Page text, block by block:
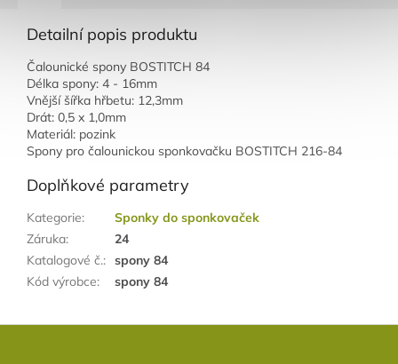
Detailní popis produktu
Čalounické spony BOSTITCH 84
Délka spony: 4 - 16mm
Vnější šířka hřbetu: 12,3mm
Drát: 0,5 x 1,0mm
Materiál: pozink
Spony pro čalounickou sponkovačku BOSTITCH 216-84
Doplňkové parametry
Kategorie:
Sponky do sponkovaček
Záruka:
24
Katalogové č.: spony 84
Kód výrobce: spony 84
Z